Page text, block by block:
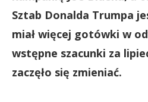
Sztab Donalda Trumpa
miał więcej gotówki w
wstępne szacunki za
zaczęło się zmieniać.